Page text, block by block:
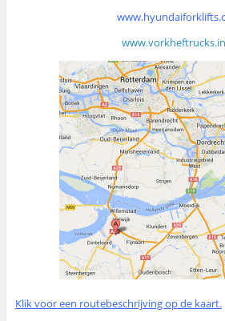
Klik voor een routebeschrijving op de kaart.